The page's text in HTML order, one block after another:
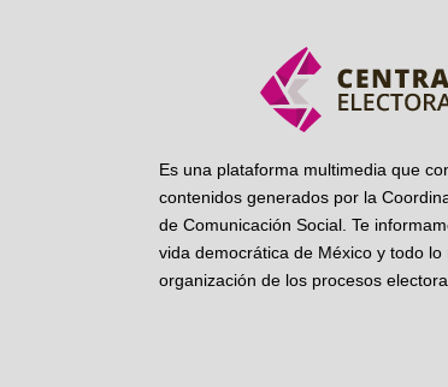
Es una plataforma multimedia que
contenidos generados por la
de Comunicación Social. Te
vida democrática de México y todo lo
organización de los procesos